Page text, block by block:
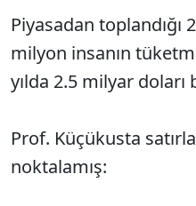
Piyasadan toplandığı
milyon insanın
yılda 2.5 milyar doları
Prof. Küçükusta
noktalamış: